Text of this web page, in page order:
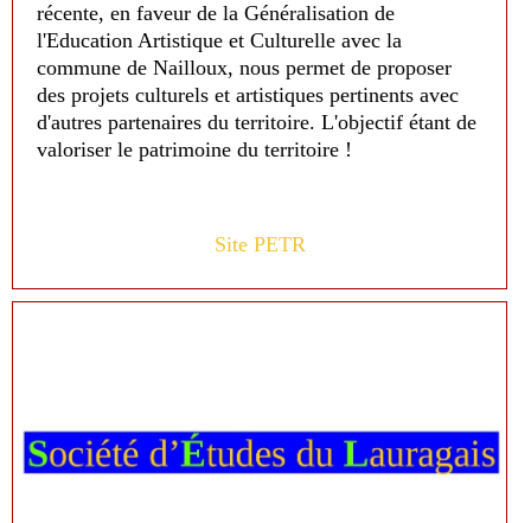
récente, en faveur de la Généralisation de
l'Education Artistique et Culturelle avec la
commune de Nailloux, nous permet de proposer
des projets culturels et artistiques pertinents avec
d'autres partenaires du territoire. L'objectif étant de
valoriser le patrimoine du territoire !
Site PETR